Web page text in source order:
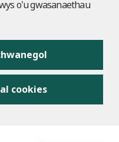
o'u gwasanaethau
cookies